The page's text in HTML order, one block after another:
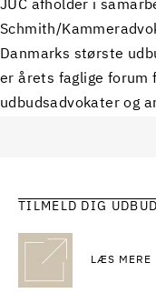
JUC afholder i
Schmith/
Danmarks største
er årets faglige forum
udbudsadvokater og
TILMELD DIG
LÆS MERE